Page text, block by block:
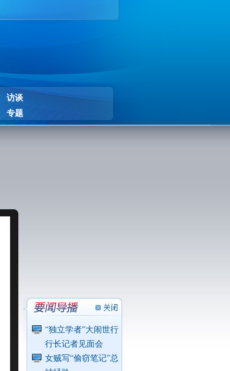
访谈
专题
“独立学者”大闹世行
行长记者见面会
女贼写“偷窃笔记”总